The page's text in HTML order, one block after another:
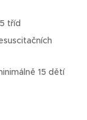
tříd
15 dětí